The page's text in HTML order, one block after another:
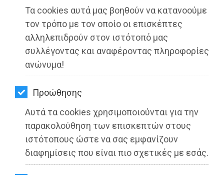
Τα cookies αυτά μας βοηθούν να κατανοούμε
τον τρόπο με τον οποίο οι επισκέπτες
αλληλεπιδρούν στον ιστότοπό μας
συλλέγοντας και αναφέροντας πληροφορίες
ανώνυμα!
Προώθησης
Αυτά τα cookies χρησιμοποιούνται για την
παρακολούθηση των επισκεπτών στους
ιστότοπους ώστε να σας εμφανίζουν
διαφημίσεις που είναι πιο σχετικές με εσάς.
ΤΑΞΙΔΙΑ
ΕΞΟΔΟΣ
ΠΕΡΙΒΑΛΛΟΝ
ΚΑΤΟΙΚΙΔΙΟ
ΑΓΓΕΛΙΕΣ
ΕΦΗΜΕΡΙΔΕΣ
OΔΗΓΟΣ
ΑΓΟΡΑΣ
ΔΙ.Π.Ε.Α.Α.: Συνάντηση εργασίας με τη
Διοίκηση του Δήμου Παλλήνης
Διαβάστηκε 3043 φορές